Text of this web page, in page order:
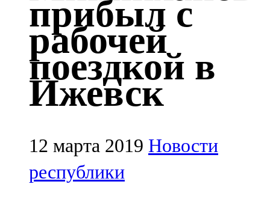
Казан
91,5 FM
Кайбыч
106,1 FM
Кама тамагы
71,51 FM
Кукмара
107,9 FM
прибыл с
рабочей
поездкой в
Ижевск
12 марта 2019 Новости
республики